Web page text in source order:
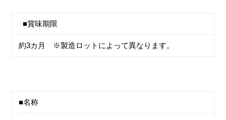
■賞味期限
約3カ月 ※製造ロットによって異なります。
■名称